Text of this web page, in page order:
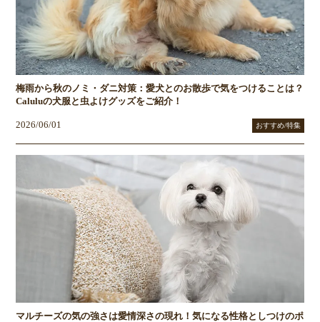
梅雨から秋のノミ・ダニ対策：愛犬とのお散歩で気をつけることは？
Caluluの犬服と虫よけグッズをご紹介！
2026/06/01 おすすめ/特集
マルチーズの気の強さは愛情深さの現れ！気になる性格としつけのポ